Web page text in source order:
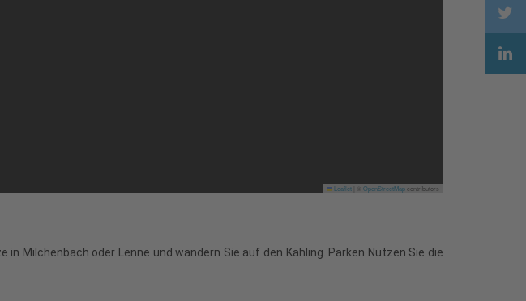
Leaflet OpenStreetMapcontributors
Milchenbach oder Lenne und wandern Sie auf den Kähling. Parken Nutzen Sie die